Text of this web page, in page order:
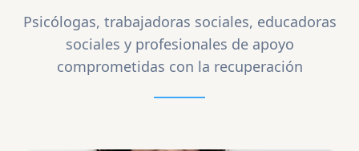
Psicólogas, trabajadoras sociales, educadoras
sociales y profesionales de apoyo
comprometidas con la recuperación